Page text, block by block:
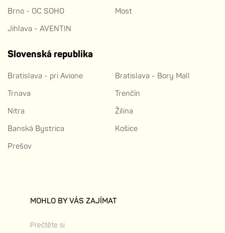
Brno - OC SOHO
Most
Jihlava - AVENTIN
Slovenská republika
Bratislava - pri Avione
Bratislava - Bory Mall
Trnava
Trenčín
Nitra
Žilina
Banská Bystrica
Košice
Prešov
MOHLO BY VÁS ZAJÍMAT
Prečtěte si